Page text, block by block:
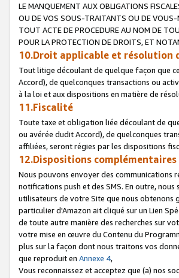
LE MANQUEMENT AUX OBLIGATIONS
OU DE VOS SOUS-TRAITANTS OU DE VOUS-
TOUT ACTE DE PROCEDURE AU NOM DE
POUR LA PROTECTION DE DROITS, ET
10.Droit applicable et résolution
Tout litige découlant de quelque façon que
Accord), de quelconques transactions ou
à la loi et aux dispositions en matière de
11.Fiscalité
Toute taxe et obligation liée découlant de
ou avérée dudit Accord), de quelconques
affiliées, seront régies par les dispositions
12.Dispositions complémentaires
Nous pouvons envoyer des communications
notifications push et des SMS. En outre,
utilisateurs de votre Site que nous obtenons
particulier d'Amazon ait cliqué sur un Lien
de toute autre manière des recherches sur
votre mise en œuvre du Contenu du
plus sur la façon dont nous traitons vos
que reproduit en Annexe 4,
Vous reconnaissez et acceptez que (a) nos